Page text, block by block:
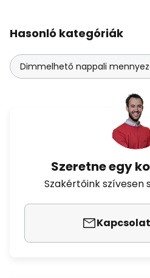
Hasonló kategóriák
Dimmelhető nappali
Szeretne egy
Szakértőink szívesen